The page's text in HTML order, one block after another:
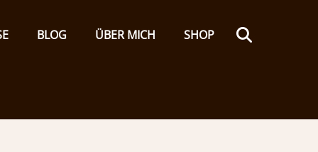
BLOG ÜBER MICH SHOP